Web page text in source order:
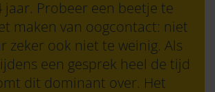
jaar. Probeer een beetje te
maken van oogcontact: niet
zeker ook niet te weinig. Als
een gesprek heel de tijd
dit dominant over. Het